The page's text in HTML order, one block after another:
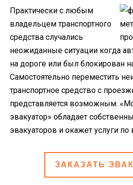
Практически с любым
владельцем транспортного
средства случались
неожиданные ситуации когда
на дороге или был блокирован
Самостоятельно переместить
транспортное средство с
представляется возможным.
эвакуатор» обладает
эвакуаторов и окажет услуги
ЗАКАЗАТЬ